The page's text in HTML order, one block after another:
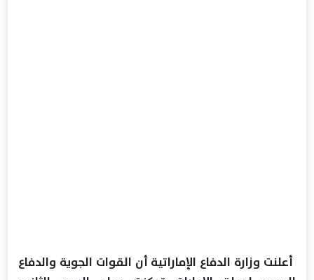
أعلنت وزارة الدفاع الإماراتية أن القوات الجوية والدفاع